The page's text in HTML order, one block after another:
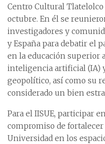
Centro Cultural Tlatelolco
octubre. En él se
investigadores y
y España para debatir el
en la educación superior
inteligencia artificial (IA)
geopolítico, así como su
considerado un bien
Para el IISUE, participar
compromiso de
Universidad en los